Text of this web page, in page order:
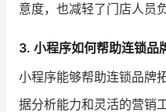
意度，也减轻了门店人员负
3. 小程序如何帮助连锁品
小程序能够帮助连锁品牌
据分析能力和灵活的营销